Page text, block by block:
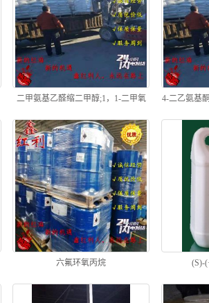
二甲氨基乙醛缩二甲醇;1，1-二甲氧
基-N，N-二甲基乙胺
4-二乙氨基
六氟环氧丙烷 (S)-